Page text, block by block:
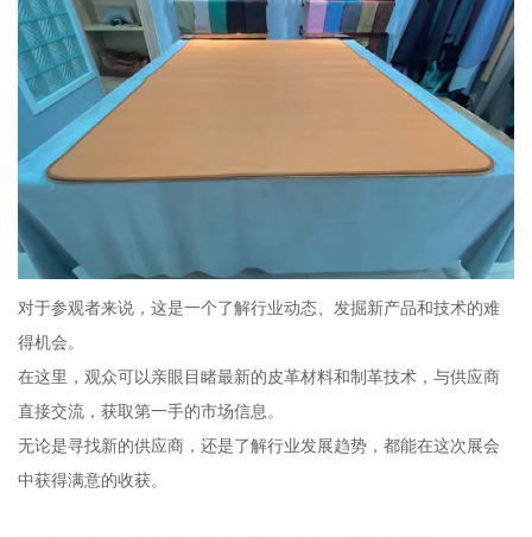
对于参观者来说，这是一个了解行业动态、发掘新产品和技术的难
得机会。
在这里，观众可以亲眼目睹最新的皮革材料和制革技术，与供应商
直接交流，获取第一手的市场信息。
无论是寻找新的供应商，还是了解行业发展趋势，都能在这次展会
中获得满意的收获。